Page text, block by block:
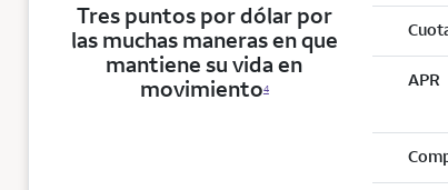
Tres puntos por dólar por
las muchas maneras en que
mantiene su vida en
movimiento4 APR